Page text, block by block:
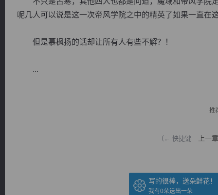
呢几人可以说是这一次帝风学院之中的精英了如果一直
但是慕枫扬的话却让所有人有些不解？！
...
推
（← 快捷键 上一章
写的很棒，送朵鲜花！
我有0朵送出一朵